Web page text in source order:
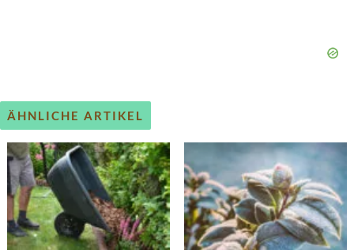
ÄHNLICHE ARTIKEL